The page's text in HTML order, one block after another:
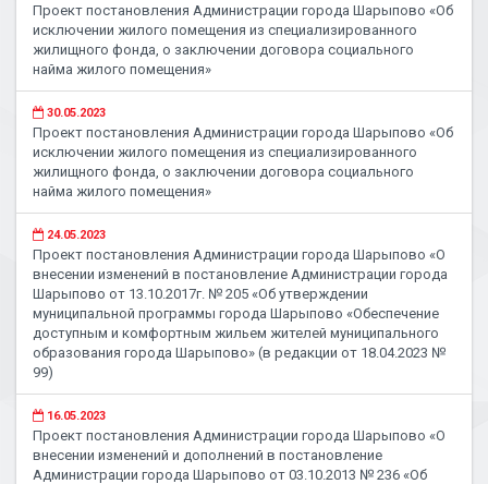
Проект постановления Администрации города Шарыпово «Об
исключении жилого помещения из специализированного
жилищного фонда, о заключении договора социального
найма жилого помещения»
30.05.2023
Проект постановления Администрации города Шарыпово «Об
исключении жилого помещения из специализированного
жилищного фонда, о заключении договора социального
найма жилого помещения»
24.05.2023
Проект постановления Администрации города Шарыпово «О
внесении изменений в постановление Администрации города
Шарыпово от 13.10.2017г. № 205 «Об утверждении
муниципальной программы города Шарыпово «Обеспечение
доступным и комфортным жильем жителей муниципального
образования города Шарыпово» (в редакции от 18.04.2023 №
99)
16.05.2023
Проект постановления Администрации города Шарыпово «О
внесении изменений и дополнений в постановление
Администрации города Шарыпово от 03.10.2013 № 236 «Об